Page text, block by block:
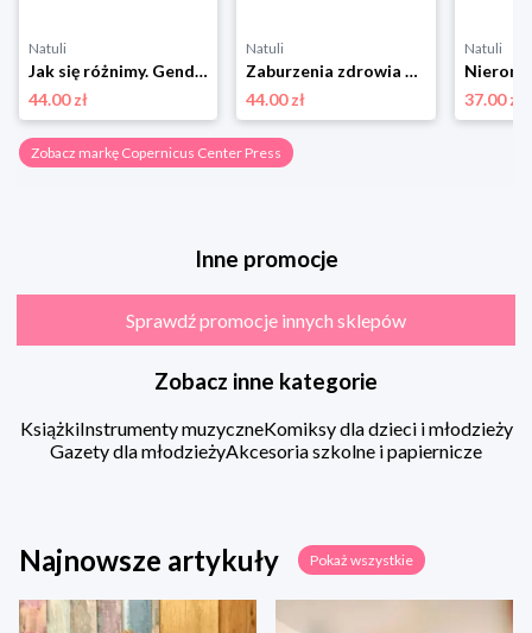
Natuli
Jak się różnimy. Gender oczami prymatologa Copernicus center press
44.00 zł
Natuli
Zaburzenia zdrowia psychicznego. Przewodnik Copernicus center press
44.00 zł
Natuli
37.00 zł
Zobacz markę Copernicus Center Press
Inne promocje
Sprawdź promocje innych sklepów
Zobacz inne kategorie
KsiążkiInstrumenty muzyczneKomiksy dla dzieci i młodzieży
Gazety dla młodzieżyAkcesoria szkolne i papiernicze
Najnowsze artykuły Pokaż wszystkie